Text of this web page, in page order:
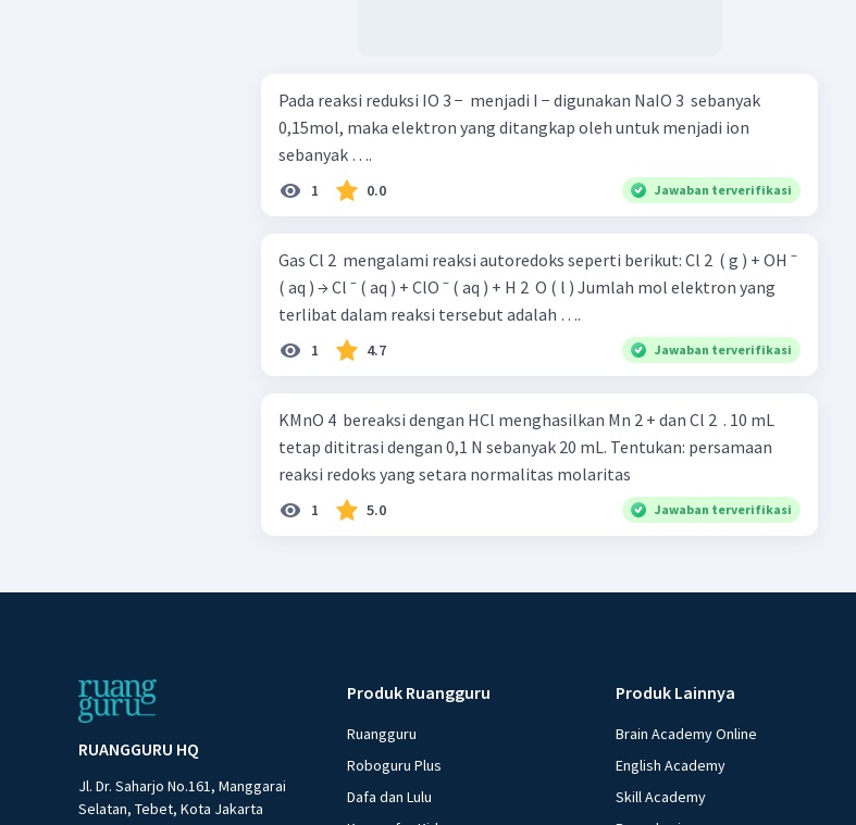
Pada reaksi reduksi IO 3 − ​ menjadi I − digunakan NaIO 3 ​ sebanyak
0,15mol, maka elektron yang ditangkap oleh untuk menjadi ion
sebanyak ….
1 0.0 Jawaban terverifikasi
Gas Cl 2 ​ mengalami reaksi autoredoks seperti berikut: Cl 2 ​ ( g ) + OH ⁻
( aq ) → Cl ⁻ ( aq ) + ClO ⁻ ( aq ) + H 2 ​ O ( l ) Jumlah mol elektron yang
terlibat dalam reaksi tersebut adalah ….
1 4.7 Jawaban terverifikasi
KMnO 4 ​ bereaksi dengan HCl menghasilkan Mn 2 + dan Cl 2 ​ . 10 mL
tetap dititrasi dengan 0,1 N sebanyak 20 mL. Tentukan: persamaan
reaksi redoks yang setara normalitas molaritas
1 5.0 Jawaban terverifikasi
RUANGGURU HQ
Jl. Dr. Saharjo No.161, Manggarai
Selatan, Tebet, Kota Jakarta
Produk Ruangguru
Ruangguru
Roboguru Plus
Dafa dan Lulu
Produk Lainnya
Brain Academy Online
English Academy
Skill Academy